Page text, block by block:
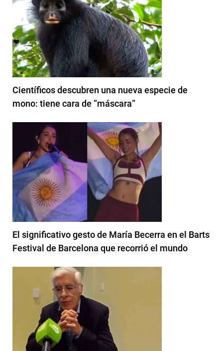
Científicos descubren una nueva especie de
mono: tiene cara de “máscara“
El significativo gesto de María Becerra en el Barts
Festival de Barcelona que recorrió el mundo